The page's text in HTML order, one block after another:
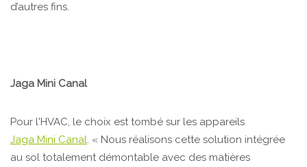
d’autres fins.
Jaga Mini Canal
Pour l'HVAC, le choix est tombé sur les appareils
Jaga Mini Canal. « Nous réalisons cette solution intégrée
au sol totalement démontable avec des matières